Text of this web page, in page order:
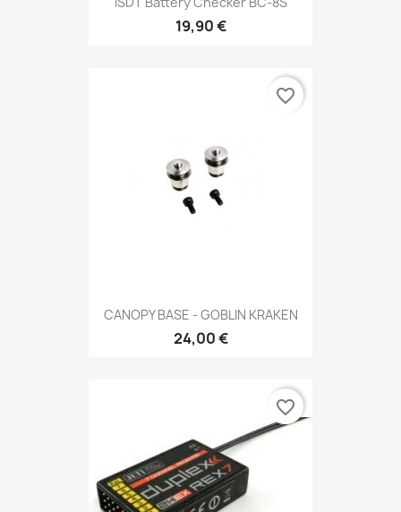
19,90 €
CANOPY BASE - GOBLIN KRAKEN
24,00 €
favorite_border
favorite_border